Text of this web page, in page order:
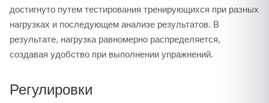
достигнуто путем тестирования тренирующихся при разных
нагрузках и последующем анализе результатов. В
результате, нагрузка равномерно распределяется,
создавая удобство при выполнении упражнений.
Регулировки